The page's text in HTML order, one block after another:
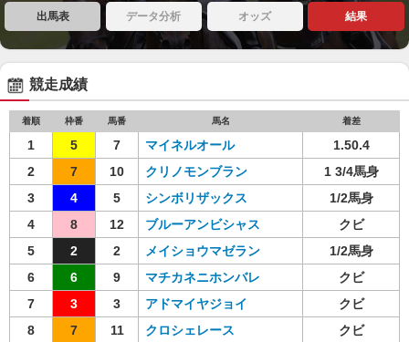
出馬表 データ分析 オッズ 結果
競走成績
着順 枠番 馬番 馬名 着差
1 5 7 マイネルオール
1.50.4
2
7 10 クリノモンブラン
1 3/4馬身
3
4 5 シンボリザックス
1/2馬身
4
8 12 ブルーアンビシャス
クビ
5
2 2 メイショウマゼラン
1/2馬身
6
6 9 マチカネニホンバレ
クビ
7
3 3 アドマイヤジョイ
クビ
8
7 11 クロシェレース
クビ